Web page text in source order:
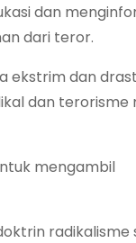
dan
dari teror.
dan
dan terorisme
mengambil
radikalisme